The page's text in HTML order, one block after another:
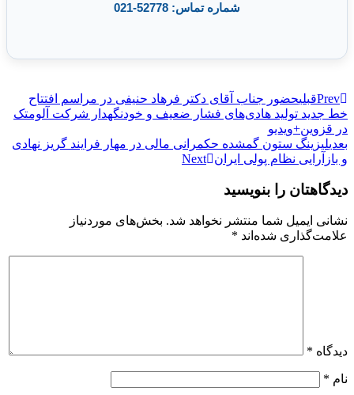
شماره تماس: 52778-021
Prevقبلیحضور جناب آقای دکتر فرهاد حنیفی در مراسم افتتاح
خط جدید تولید هادی‌های فشار ضعیف و خودنگهدار شرکت آلومتک
در قزوین+ویدیو
بعدیلیزینگ ستون گمشده حکمرانی مالی در مهار فرایند گریز نهادی
و بازآرایی نظام پولی ایران
Next
دیدگاهتان را بنویسید
نشانی ایمیل شما منتشر نخواهد شد. بخش‌های موردنیاز
علامت‌گذاری شده‌اند *
دیدگاه *
نام *